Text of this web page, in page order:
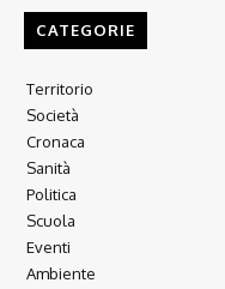
CATEGORIE
Territorio
Società
Cronaca
Sanità
Politica
Scuola
Eventi
Ambiente